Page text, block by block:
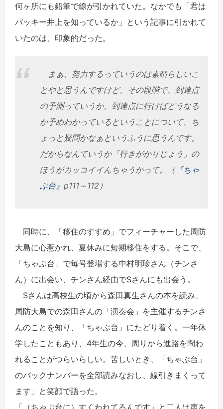
何ヶ所にも鉛筆で線が引かれていた。なかでも「君は
バッキー井上を知っているか」という記事に引かれて
いたのは、印象的だった。
まぁ、努力するっていうのは素晴らしいこ
とやと思うんですけど、その段階で、到達点
の予測っていうか、到達点に行けばどうなる
か予めわかっているということについて、ち
ょっと疑問かなぁというふうに思うんです。
だからなんていうか「行きがかりじょう」の
ほうがカッコイイんちゃうかって。（ 『ちゃ
ぶ台』 p111～112）
同時に、「移住のすすめ」でフィーチャーした周防
大島に心惹かれ、夏休みに短期移住をする。そこで、
「ちゃぶ台」で毎号登場する中村明珍さん（チンさ
ん）に出会い、チンさん経由でSさんにも出会う。
Sさんは高校生の頃から森田真生さんの本を読み、
周防大島での森田さんの「演奏会」を主催するチンさ
んのことを知り、「ちゃぶ台」にたどり着く。一年休
学したこともあり、4年生の今、周りから進路を問わ
れることがつらいらしい。苦しいとき、「ちゃぶ台」
のバックナンバーを全部読みなおし、線引きまくって
ます」と笑顔で語った。
「（ちゃぶ台に）すくわれてるんです」と二人は声を